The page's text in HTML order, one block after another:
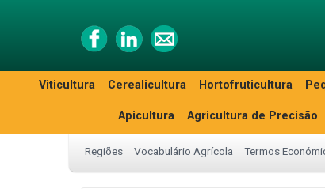
Viticultura Cerealicultura Hortofruticultura
Apicultura Agricultura de Precisão
Regiões Vocabulário Agrícola Termos